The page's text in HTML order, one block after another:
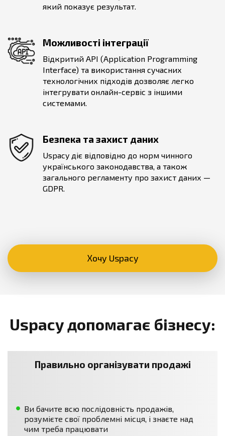
який показує результат.
Можливості інтеграції
Відкритий API (Application Programming
Interface) та використання сучасних
технологічних підходів дозволяє легко
інтегрувати онлайн-сервіс з іншими
системами.
Безпека та захист даних
Uspacy діє відповідно до норм чинного
українського законодавства, а також
загального регламенту про захист даних —
GDPR.
Хочу Uspacy
Uspacy допомагає бізнесу:
Правильно організувати продажі
Ви бачите всю послідовність продажів,
розумієте свої проблемні місця, і знаєте над
чим треба працювати